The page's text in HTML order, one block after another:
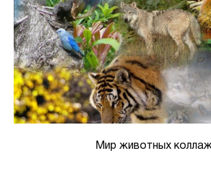
Мир животных коллаж